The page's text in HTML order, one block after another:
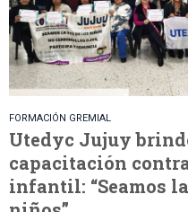
FORMACIÓN GREMIAL
Utedyc Jujuy
capacitación
infantil: “Seamos